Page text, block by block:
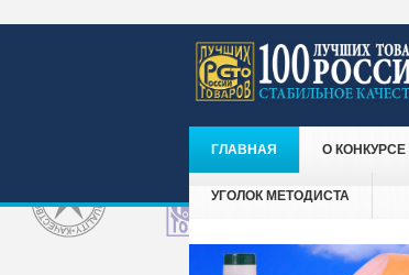
ГЛАВНАЯ О КОНКУРСЕ
УГОЛОК МЕТОДИСТА